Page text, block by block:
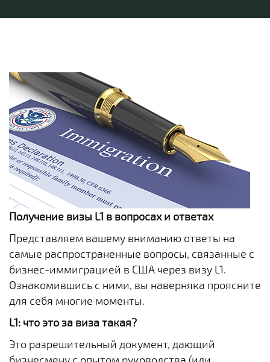
Получение визы L1 в вопросах и ответах
Представляем вашему вниманию ответы на
самые распространенные вопросы, связанные с
бизнес-иммиграцией в США через визу L1.
Ознакомившись с ними, вы наверняка проясните
для себя многие моменты.
L1: что это за виза такая?
Это разрешительный документ, дающий